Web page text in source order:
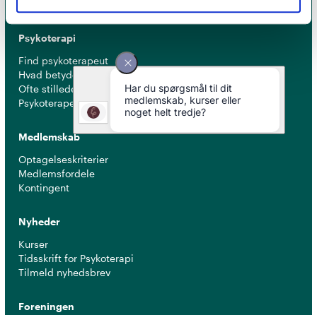
Psykoterapi
Find psykoterapeut
Hvad betyder titlen 'psykoterapeut MPF' ?
Ofte stillede spørgsmål
Psykoterapeuter nær dig
Medlemskab
Optagelseskriterier
Medlemsfordele
Kontingent
Nyheder
Kurser
Tidsskrift for Psykoterapi
Tilmeld nyhedsbrev
Foreningen